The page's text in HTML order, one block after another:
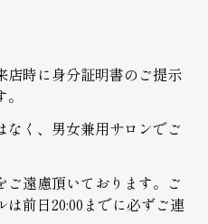
店時に身分証明書のご提示
く、男女兼用サロンでご
遠慮頂いております。ご
前日20:00までに必ずご連